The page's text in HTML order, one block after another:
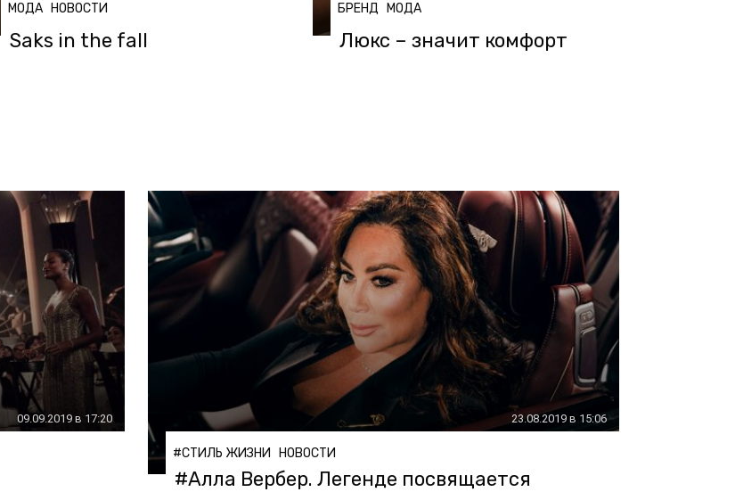
МОДА НОВОСТИ
Saks in the fall
БРЕНД МОДА
Люкс – значит комфорт
09.09.2019 в 17:20 23.08.2019 в 15:06
#СТИЛЬ ЖИЗНИ НОВОСТИ
#Алла Вербер. Легенде посвящается